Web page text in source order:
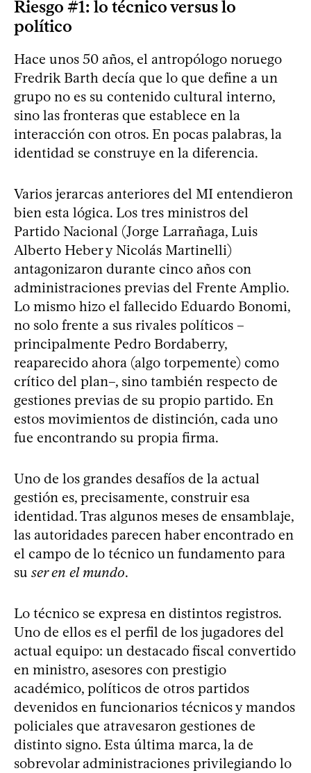
Riesgo #1: lo técnico versus lo
político
Hace unos 50 años, el antropólogo noruego
Fredrik Barth decía que lo que define a un
grupo no es su contenido cultural interno,
sino las fronteras que establece en la
interacción con otros. En pocas palabras, la
identidad se construye en la diferencia.
Varios jerarcas anteriores del MI entendieron
bien esta lógica. Los tres ministros del
Partido Nacional (Jorge Larrañaga, Luis
Alberto Heber y Nicolás Martinelli)
antagonizaron durante cinco años con
administraciones previas del Frente Amplio.
Lo mismo hizo el fallecido Eduardo Bonomi,
no solo frente a sus rivales políticos –
principalmente Pedro Bordaberry,
reaparecido ahora (algo torpemente) como
crítico del plan–, sino también respecto de
gestiones previas de su propio partido. En
estos movimientos de distinción, cada uno
fue encontrando su propia firma.
Uno de los grandes desafíos de la actual
gestión es, precisamente, construir esa
identidad. Tras algunos meses de ensamblaje,
las autoridades parecen haber encontrado en
el campo de lo técnico un fundamento para
su ser en el mundo.
Lo técnico se expresa en distintos registros.
Uno de ellos es el perfil de los jugadores del
actual equipo: un destacado fiscal convertido
en ministro, asesores con prestigio
académico, políticos de otros partidos
devenidos en funcionarios técnicos y mandos
policiales que atravesaron gestiones de
distinto signo. Esta última marca, la de
sobrevolar administraciones privilegiando lo